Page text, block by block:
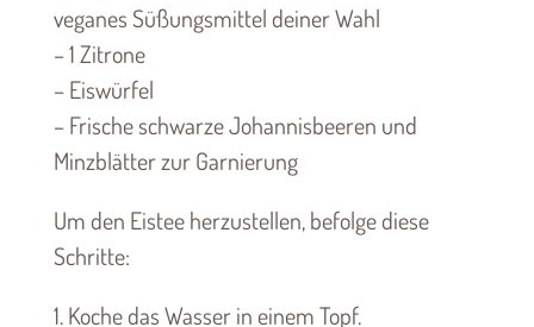
veganes Süßungsmittel deiner Wahl
– 1 Zitrone
– Eiswürfel
– Frische schwarze Johannisbeeren und
Minzblätter zur Garnierung
Um den Eistee herzustellen, befolge diese
Schritte:
1. Koche das Wasser in einem Topf.